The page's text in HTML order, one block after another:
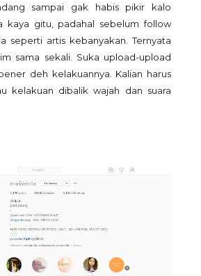
sampai gak habis pikir kalo
kaya gitu, padahal sebelum follow
seperti artis kebanyakan. Ternyata
sama sekali. Suka upload-upload
deh kelakuannya. Kalian harus
kelakuan dibalik wajah dan suara